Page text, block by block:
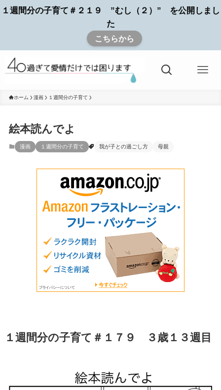
１週間分の子育て＃２１９ ”むし（２）” を公開しまし
た
こちらから
ホーム 漫画 １週間分の子育て
絵本読んでよ
漫画 １週間分の子育て 我が子との過ごし方 母親
１週間分の子育て＃１７９ ３歳１３週目